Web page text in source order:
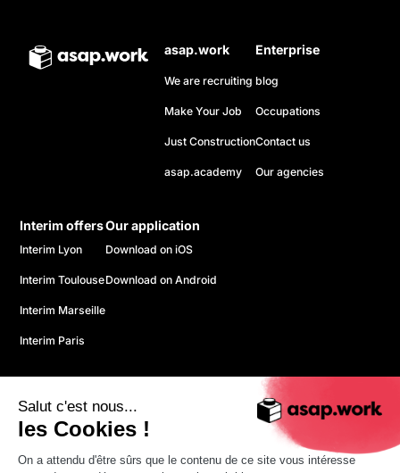
Salut c'est nous...
les Cookies !
On a attendu d'être sûrs que le contenu de ce site vous intéresse
asap.work
We are recruiting
Make Your Job
Just Construction
asap.academy
Enterprise
blog
Occupations
Contact us
Our agencies
Interim offers
Interim Lyon
Interim Toulouse
Interim Marseille
Interim Paris
Our application
Download on iOS
Download on Android